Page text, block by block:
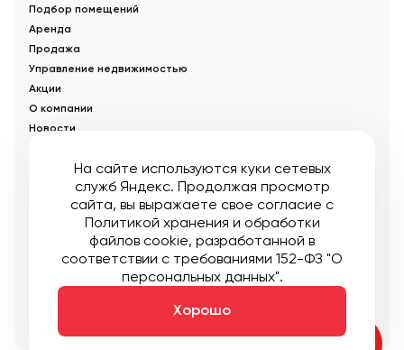
Подбор помещений
Аренда
Продажа
Управление недвижимостью
Акции
О компании
Новости
© Управляющая компания «Аструм Недвижимость». 2026
Опубликованная на сайте информация носит информационный
характер и не является публичной офертой
Мы в соцсетях:
Публичная оферта
Пользовательское соглашение
Карта сайта
На сайте используются куки сетевых
служб Яндекс. Продолжая просмотр
сайта, вы выражаете свое согласие с
Политикой хранения и обработки
файлов cookie, разработанной в
соответствии с требованиями 152-ФЗ "О
персональных данных".
Хорошо